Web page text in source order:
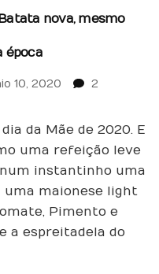
nova, mesmo
época
10, 2020
2
da Mãe de 2020. E
uma refeição leve
instantinho uma
uma maionese light
Pimento e
a espreitadela do